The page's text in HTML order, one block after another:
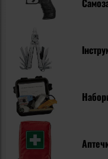
іншій безлюдній
пропоновані нами
відключення
виживання, які,
вам підготуватися до
нетривале
дестабілізувати
домогосподарства.
зможете швидко та
обставини.